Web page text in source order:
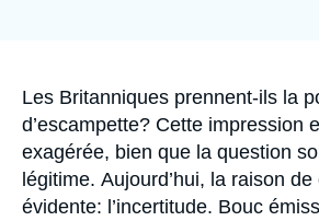
Nous soutenir
Accroche
Les Britanniques prennent-ils la
d’escampette? Cette impression
exagérée, bien que la question
légitime. Aujourd’hui, la raison
évidente: l’incertitude. Bouc